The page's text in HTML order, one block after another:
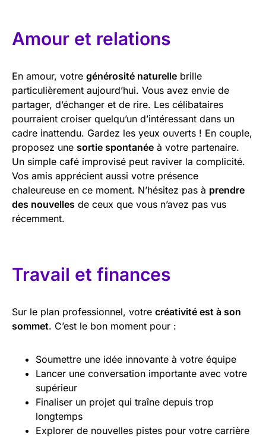
Amour et relations
En amour, votre générosité naturelle brille
particulièrement aujourd’hui. Vous avez envie de
partager, d’échanger et de rire. Les célibataires
pourraient croiser quelqu’un d’intéressant dans un
cadre inattendu. Gardez les yeux ouverts ! En couple,
proposez une sortie spontanée à votre partenaire.
Un simple café improvisé peut raviver la complicité.
Vos amis apprécient aussi votre présence
chaleureuse en ce moment. N’hésitez pas à prendre
des nouvelles de ceux que vous n’avez pas vus
récemment.
Travail et finances
Sur le plan professionnel, votre créativité est à son
sommet. C’est le bon moment pour :
Soumettre une idée innovante à votre équipe
Lancer une conversation importante avec votre
supérieur
Finaliser un projet qui traîne depuis trop
longtemps
Explorer de nouvelles pistes pour votre carrière